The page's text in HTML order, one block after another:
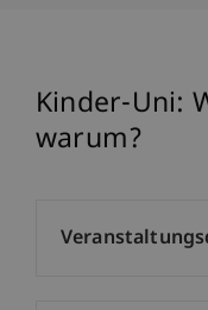
Kinder-Uni:
warum?